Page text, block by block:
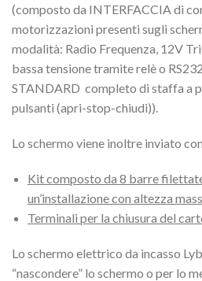
(composto da INTERFACCIA di
motorizzazioni presenti sugli
modalità: Radio Frequenza, 12V
bassa tensione tramite relè o
STANDARD completo di staffa a
pulsanti (apri-stop-chiudi)).
Lo schermo viene inoltre inviato
Kit composto da 8 barre
un’installazione con altezza
Terminali per la chiusura del
Lo schermo elettrico da incasso
“nascondere” lo schermo o per lo